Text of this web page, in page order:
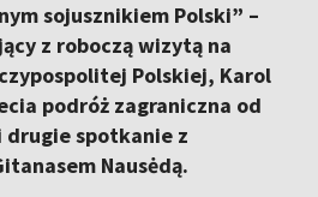
sojusznikiem Polski” –
z roboczą wizytą na
Polskiej, Karol
podróż zagraniczna od
drugie spotkanie z
Nausėdą.